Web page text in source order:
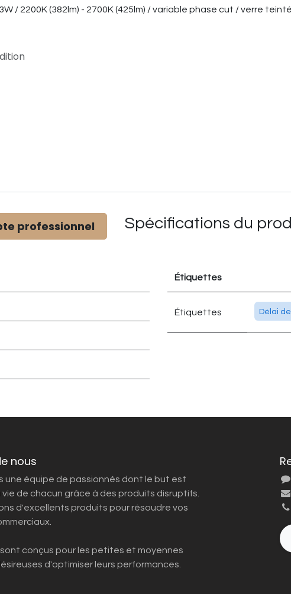
/ 2200K (382lm) - 2700K (425lm) / variable phase cut / verre
professionnel Spécifications du
Étiquettes
Étiquettes Délai
nous
une équipe de passionnés dont le but est
vie de chacun grâce à des produits disruptifs.
d'excellents produits pour résoudre vos
conçus pour les petites et moyennes
d'optimiser leurs performances.